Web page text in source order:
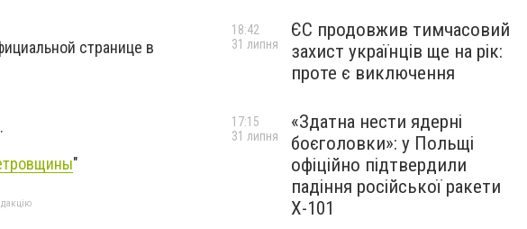
странице в
"
ЄС продовжив тимчасовий
захист українців ще на рік:
проте є виключення
18:42
31 липня
«Здатна нести ядерні
боєголовки»: у Польщі
офіційно підтвердили
падіння російської ракети
Х-101
17:15
31 липня